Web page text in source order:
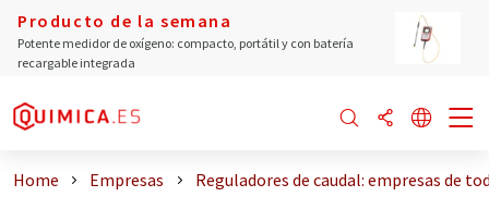
Producto de la semana
Potente medidor de oxígeno: compacto, portátil y con batería
recargable integrada
Home Empresas Reguladores de caudal: empresas de